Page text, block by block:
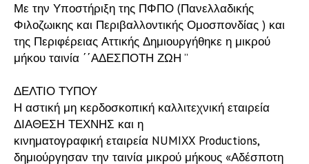
Με την Υποστήριξη της ΠΦΠΟ (Πανελλαδικής
Φιλοζωικης και Περιβαλλοντικής Ομοσπονδίας ) και
της Περιφέρειας Αττικής Δημιουργήθηκε η μικρού
μήκου ταινία ΄΄ΑΔΕΣΠΟΤΗ ΖΩΗ ”
ΔΕΛΤΙΟ ΤΥΠΟΥ
Η αστική μη κερδοσκοπική καλλιτεχνική εταιρεία
ΔΙΑΘΕΣΗ ΤΕΧΝΗΣ και η
κινηματογραφική εταιρεία NUMIXX Productions,
δημιούργησαν την ταινία μικρού μήκους «Αδέσποτη